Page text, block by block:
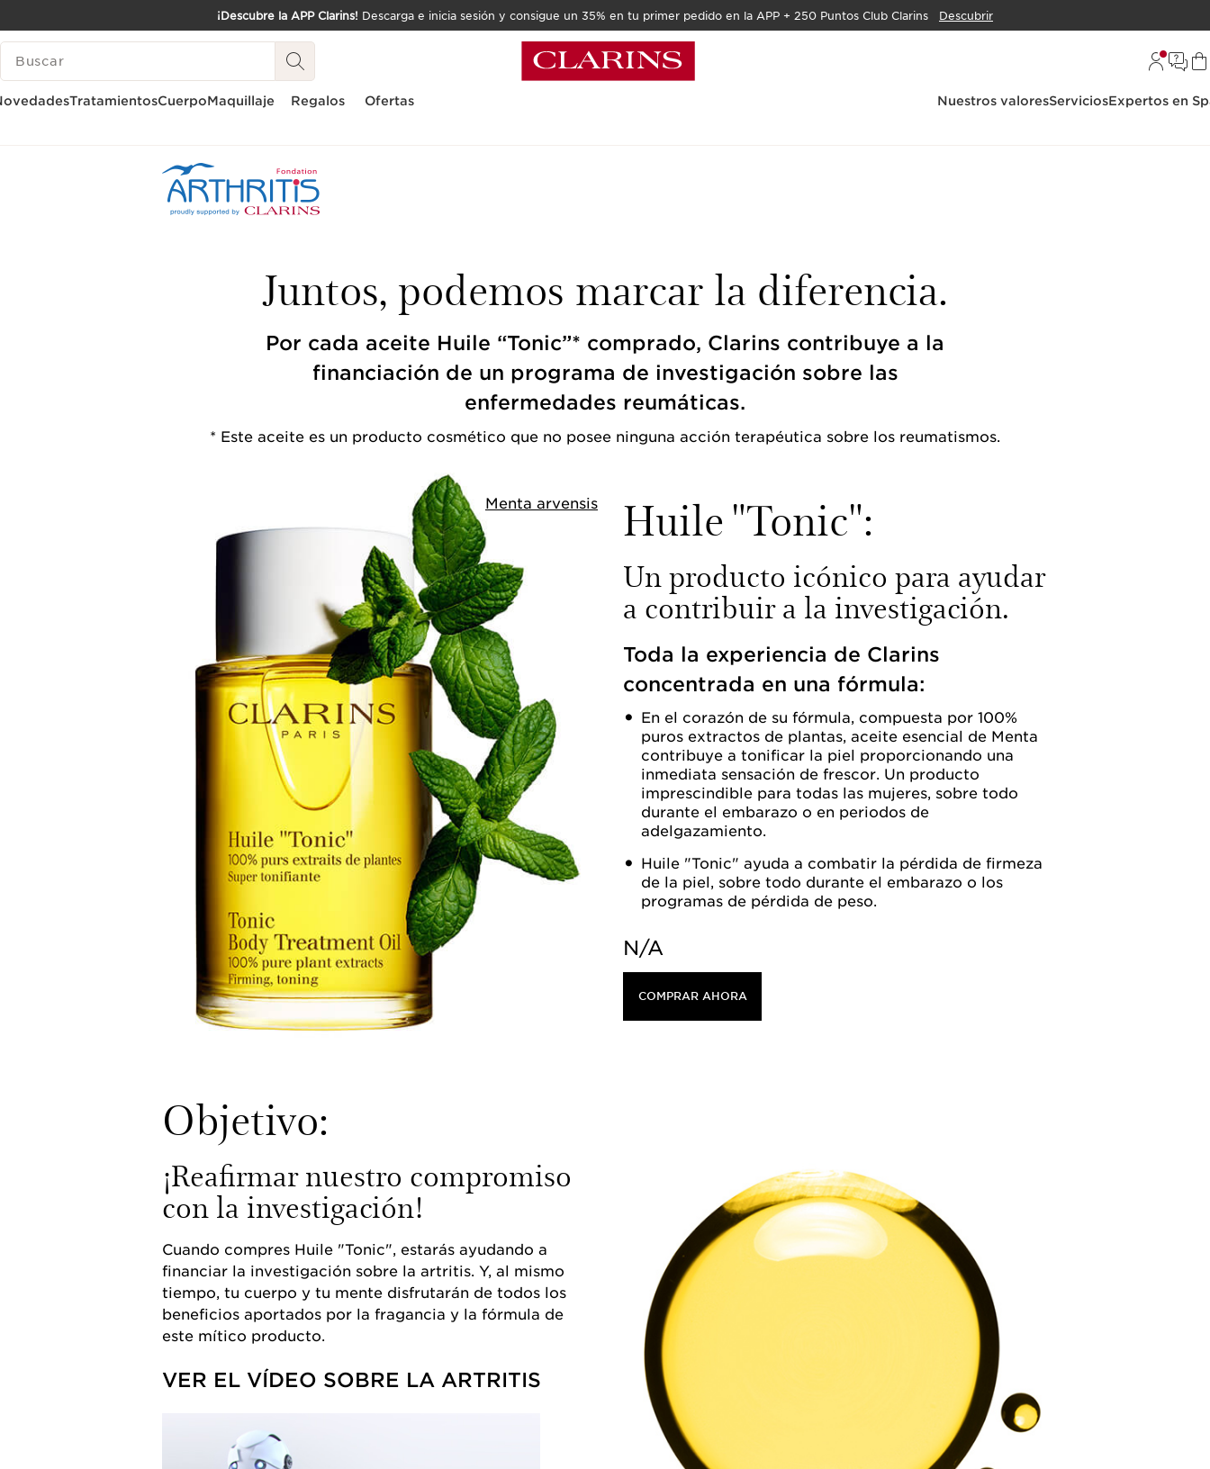
IR AL CONTENIDO
¡Descubre la APP Clarins! Descarga e inicia sesión y consigue un 35% en tu primer pedido en la APP + 250 Puntos Club Clarins
Descubrir
LEYENDA
TratamientosCuerpoMaquillaje Regalos Ofertas Nuestros valoresServiciosExpertos en
Juntos, podemos marcar la diferencia.
Por cada aceite Huile “Tonic”* comprado, Clarins contribuye a la
financiación de un programa de investigación sobre las
enfermedades reumáticas.
* Este aceite es un producto cosmético que no posee ninguna acción terapéutica sobre los reumatismos.
Menta arvensis Huile "Tonic":
Un producto icónico para ayudar
a contribuir a la investigación.
Toda la experiencia de Clarins
concentrada en una fórmula:
En el corazón de su fórmula, compuesta por 100%
puros extractos de plantas, aceite esencial de Menta
contribuye a tonificar la piel proporcionando una
inmediata sensación de frescor. Un producto
imprescindible para todas las mujeres, sobre todo
durante el embarazo o en periodos de
adelgazamiento.
Huile "Tonic" ayuda a combatir la pérdida de firmeza
de la piel, sobre todo durante el embarazo o los
programas de pérdida de peso.
N/A
COMPRAR AHORA
Objetivo:
¡Reafirmar nuestro compromiso
con la investigación!
Cuando compres Huile "Tonic", estarás ayudando a
financiar la investigación sobre la artritis. Y, al mismo
tiempo, tu cuerpo y tu mente disfrutarán de todos los
beneficios aportados por la fragancia y la fórmula de
este mítico producto.
VER EL VÍDEO SOBRE LA ARTRITIS